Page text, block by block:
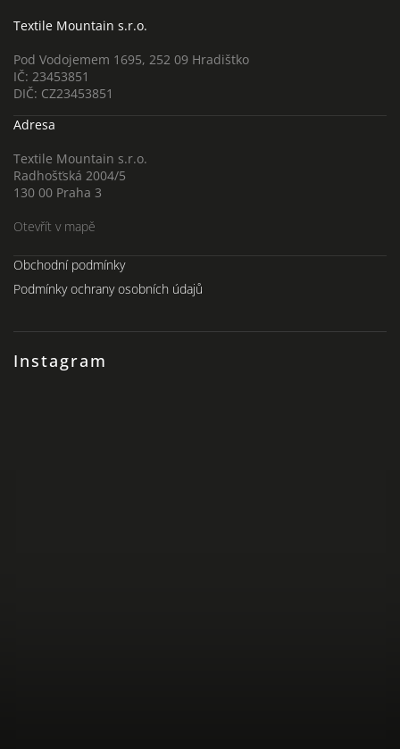
Textile Mountain s.r.o.
Pod Vodojemem 1695, 252 09 Hradištko
IČ: 23453851
DIČ: CZ23453851
Adresa
Textile Mountain s.r.o.
Radhošťská 2004/5
130 00 Praha 3
Otevřít v mapě
Instagram
Obchodní podmínky
Podmínky ochrany osobních údajů